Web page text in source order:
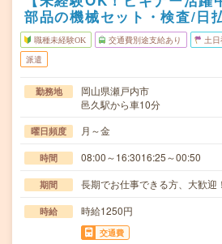
部品の機械セット・検査/日
職種未経験OK 交通費別途支給あり 土
派遣
勤務地
岡山県瀬戸内市
邑久駅から車10分
曜日頻度 月～金
時間 08:00～16:3016:25～00:50
期間 長期でお仕事できる方、大歓迎！
時給 時給1250円
交通費